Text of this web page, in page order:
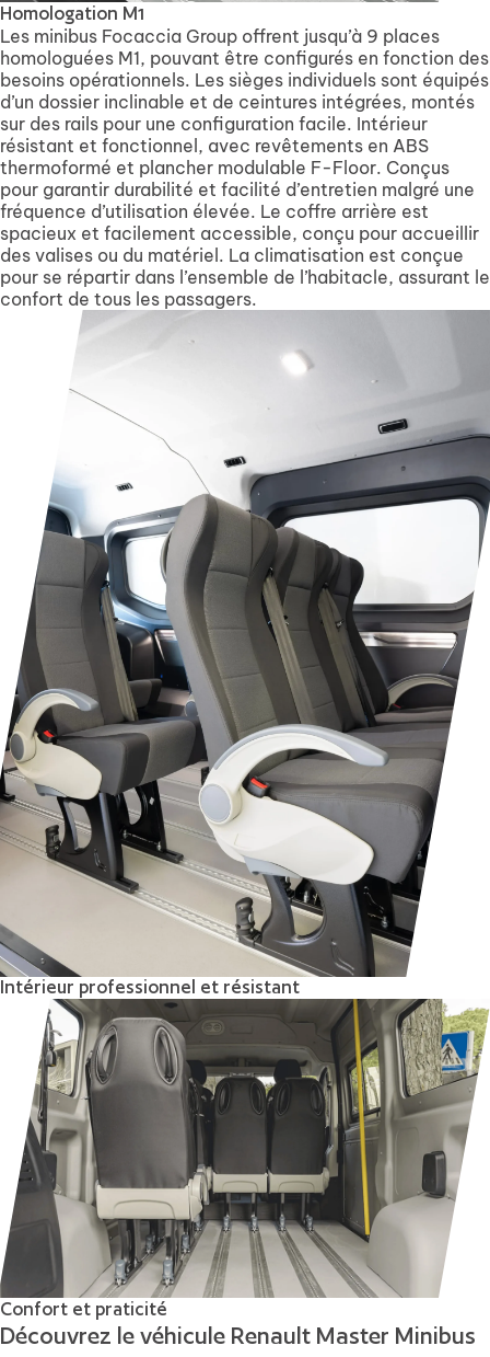
Homologation M1
Les minibus Focaccia Group offrent jusqu’à 9 places
homologuées M1, pouvant être configurés en fonction des
besoins opérationnels. Les sièges individuels sont équipés
d’un dossier inclinable et de ceintures intégrées, montés
sur des rails pour une configuration facile. Intérieur
résistant et fonctionnel, avec revêtements en ABS
thermoformé et plancher modulable F-Floor. Conçus
pour garantir durabilité et facilité d’entretien malgré une
fréquence d’utilisation élevée. Le coffre arrière est
spacieux et facilement accessible, conçu pour accueillir
des valises ou du matériel. La climatisation est conçue
pour se répartir dans l’ensemble de l’habitacle, assurant le
confort de tous les passagers.
Intérieur professionnel et résistant
Confort et praticité
Découvrez le véhicule Renault Master Minibus